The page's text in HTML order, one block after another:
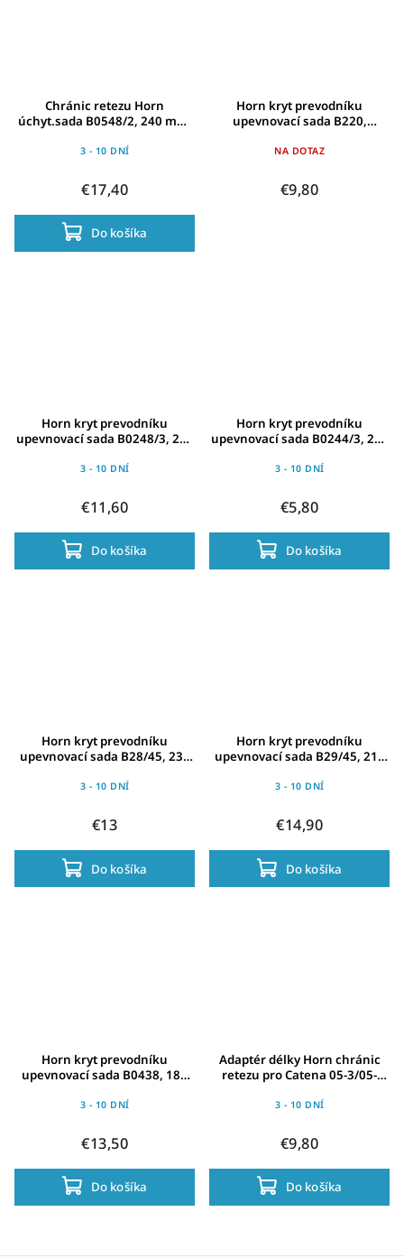
Chránic retezu Horn
úchyt.sada B0548/2, 240 mm,
3 - 10 DNÍ
€17,40
Do košíka
Horn kryt prevodníku
upevnovací sada B220,
SL23, SK24
NA DOTAZ
€9,80
Horn kryt prevodníku
upevnovací sada B0248/3, 240
3 - 10 DNÍ
€11,60
Do košíka
Horn kryt prevodníku
upevnovací sada B0244/3, 220
3 - 10 DNÍ
€5,80
Do košíka
Horn kryt prevodníku
upevnovací sada B28/45, 230
3 - 10 DNÍ
€13
Do košíka
Horn kryt prevodníku
upevnovací sada B29/45, 210
3 - 10 DNÍ
€14,90
Do košíka
Horn kryt prevodníku
upevnovací sada B0438, 180
3 - 10 DNÍ
€13,50
Do košíka
Adaptér délky Horn chránic
retezu pro Catena 05-3/05-
3 - 10 DNÍ
€9,80
Do košíka